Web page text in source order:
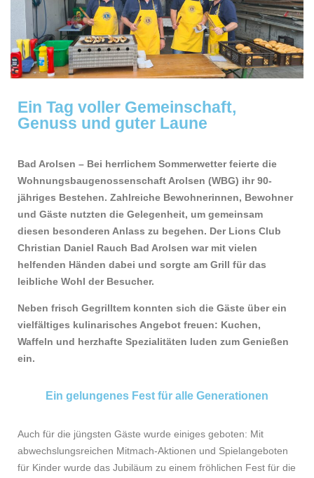
Ein Tag voller Gemeinschaft,
Genuss und guter Laune
Bad Arolsen – Bei herrlichem Sommerwetter feierte die
Wohnungsbaugenossenschaft Arolsen (WBG) ihr 90-
jähriges Bestehen. Zahlreiche Bewohnerinnen, Bewohner
und Gäste nutzten die Gelegenheit, um gemeinsam
diesen besonderen Anlass zu begehen. Der Lions Club
Christian Daniel Rauch Bad Arolsen war mit vielen
helfenden Händen dabei und sorgte am Grill für das
leibliche Wohl der Besucher.
Neben frisch Gegrilltem konnten sich die Gäste über ein
vielfältiges kulinarisches Angebot freuen: Kuchen,
Waffeln und herzhafte Spezialitäten luden zum Genießen
ein.
Ein gelungenes Fest für alle Generationen
Auch für die jüngsten Gäste wurde einiges geboten: Mit
abwechslungsreichen Mitmach-Aktionen und Spielangeboten
für Kinder wurde das Jubiläum zu einem fröhlichen Fest für die